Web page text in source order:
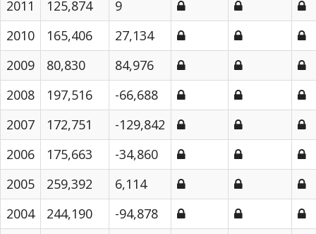
2011 125,874
9
2010
165,406
27,134
2009
80,830
84,976
2008
197,516
-66,688
2007
172,751
-129,842
2006
175,663
-34,860
2005
259,392
6,114
2004
244,190
-94,878